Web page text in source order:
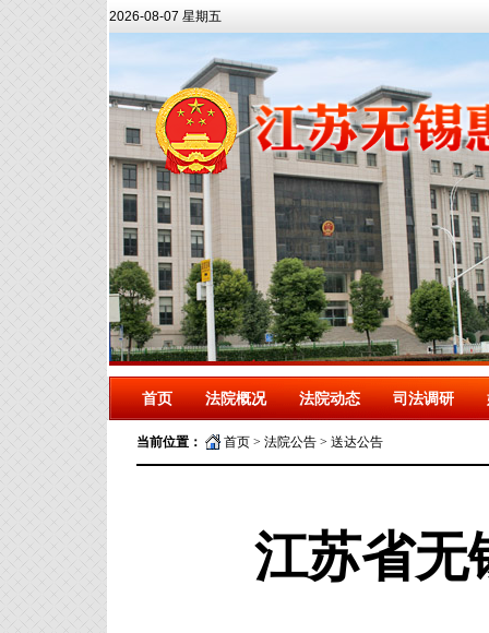
2026-08-07 星期五
首页 法院概况 法院动态 司法调研
当前位置： 首页 > 法院公告 > 送达公告
江苏省无